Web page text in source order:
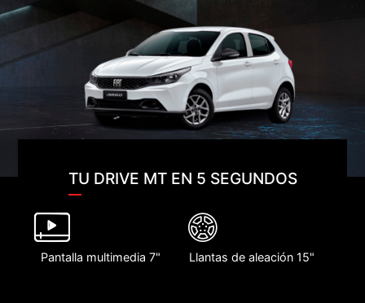
TU DRIVE MT EN 5 SEGUNDOS
Pantalla multimedia 7" Llantas de aleación 15"